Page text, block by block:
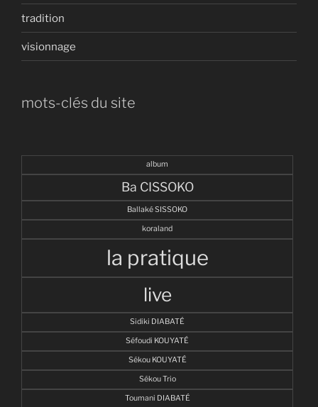
tradition
visionnage
mots-clés du site
album
Ba CISSOKO
Ballaké SISSOKO
koraland
la pratique
live
Sidiki DIABATÉ
Séfoudi KOUYATÉ
Sékou KOUYATÉ
Sékou Trio
Toumani DIABATÉ